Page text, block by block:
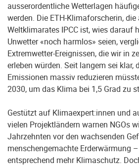
ausserordentliche Wetterlagen
werden. Die ETH-Klimaforscherin,
Weltklimarates IPCC ist, wies darauf
Unwetter «noch harmlos» seien,
Extremwetter-Ereignissen, die wir in
erleben würden. Seit langem sei klar,
Emissionen massiv reduzieren
2030, um das Klima bei 1,5 Grad zu
Gestützt auf Klimaexpert:innen und
vielen Projektländern warnen NGOs
Jahrzehnten vor den wachsenden
menschengemachte Erderwärmung
entsprechend mehr Klimaschutz.